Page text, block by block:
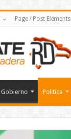
Page / Post Elements
Gobierno Politica